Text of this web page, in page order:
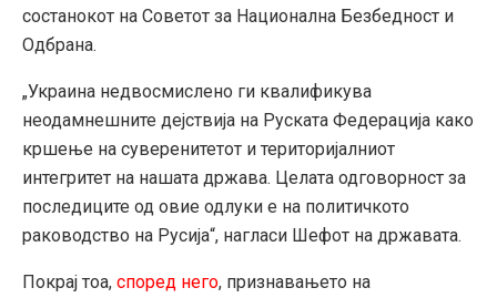
состанокот на Советот за Национална Безбедност и
Одбрана.
„Украина недвосмислено ги квалификува
неодамнешните дејствија на Руската Федерација како
кршење на суверенитетот и територијалниот
интегритет на нашата држава. Целата одговорност за
последиците од овие одлуки е на политичкото
раководство на Русија“, нагласи Шефот на државата.
Покрај тоа, според него, признавањето на